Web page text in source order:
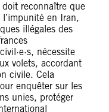
reconnaître que
en Iran,
illégales des
nécessite
volets, accordant
civile. Cela
enquêter sur les
unies, protéger